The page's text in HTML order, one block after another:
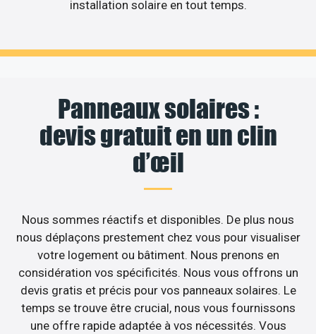
installation solaire en tout temps.
Panneaux solaires :
devis gratuit en un clin
d’œil
Nous sommes réactifs et disponibles. De plus nous
nous déplaçons prestement chez vous pour visualiser
votre logement ou bâtiment. Nous prenons en
considération vos spécificités. Nous vous offrons un
devis gratis et précis pour vos panneaux solaires. Le
temps se trouve être crucial, nous vous fournissons
une offre rapide adaptée à vos nécessités. Vous